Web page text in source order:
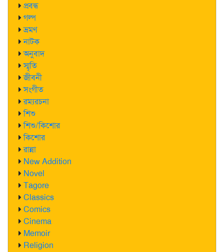
প্রবন্ধ
গল্প
ভ্রমণ
নাটক
অনুবাদ
স্মৃতি
জীবনী
সংগীত
রম্যরচনা
শিশু
শিশু/কিশোর
কিশোর
রান্না
New Addition
Novel
Tagore
Classics
Comics
Cinema
Memoir
Religion